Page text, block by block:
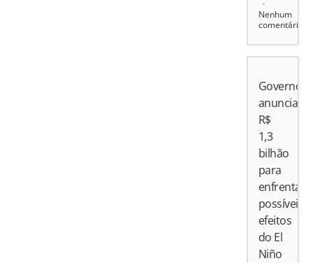
Nenhum
comentário
Governo
anuncia
R$
1,3
bilhão
para
enfrentar
possíveis
efeitos
do El
Niño